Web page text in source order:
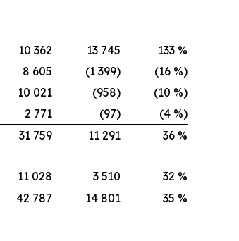
10 362 13 745
133 %
8 605 (1 399)
(16 %)
10 021 (958)
(10 %)
2 771 (97)
(4 %)
31 759 11 291
36 %
11 028 3 510
32 %
42 787 14 801 35 %